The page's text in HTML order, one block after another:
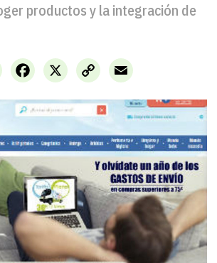
productos y la integración de
LinkedIn X
Facebook
Copy
Link
Email